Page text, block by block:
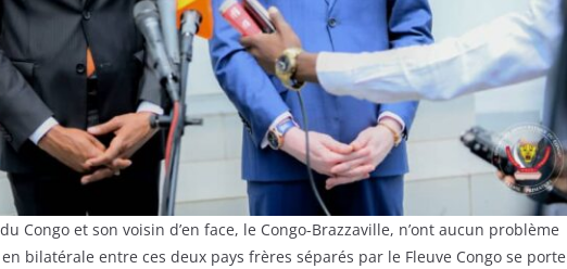
Congo et son voisin d’en face, le Congo-Brazzaville, n’ont aucun problème
bilatérale entre ces deux pays frères séparés par le Fleuve Congo se porte